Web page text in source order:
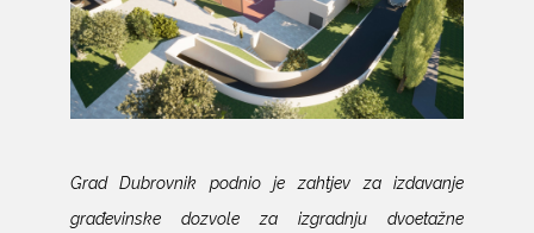
Grad Dubrovnik podnio je zahtjev za izdavanje
građevinske dozvole za izgradnju dvoetažne